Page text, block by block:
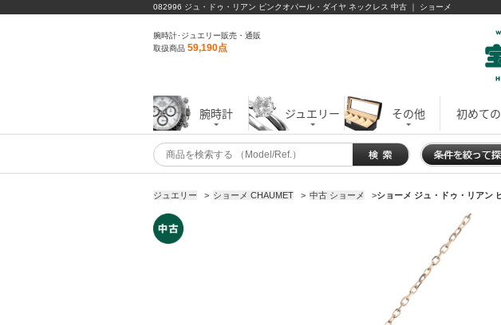
082996 ジュ・ドゥ・リアン ピンクオパール・ダイヤ ネックレス 中古 ｜ ショーメ
腕時計･ジュエリー販売・通販
取扱商品 59,190点
腕時計 ジュエリー その他 初めて
ジュエリー > ショーメ CHAUMET > 中古 ショーメ >ショーメ ジュ・ドゥ・リアン